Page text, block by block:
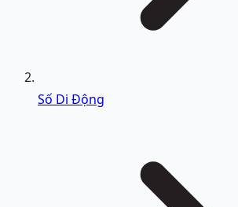
Số Di Động